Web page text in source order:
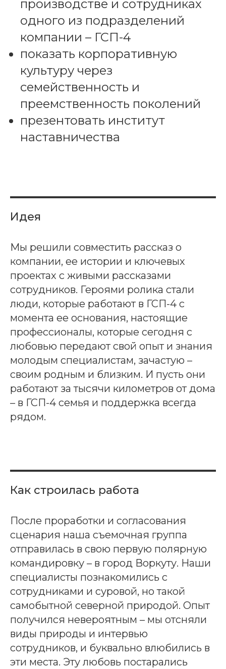
производстве и сотрудниках
одного из подразделений
компании – ГСП-4
показать корпоративную
культуру через
семейственность и
преемственность поколений
презентовать институт
наставничества
Идея
Мы решили совместить рассказ о
компании, ее истории и ключевых
проектах с живыми рассказами
сотрудников. Героями ролика стали
люди, которые работают в ГСП-4 с
момента ее основания, настоящие
профессионалы, которые сегодня с
любовью передают свой опыт и знания
молодым специалистам, зачастую –
своим родным и близким. И пусть они
работают за тысячи километров от дома
– в ГСП-4 семья и поддержка всегда
рядом.
Как строилась работа
После проработки и согласования
сценария наша съемочная группа
отправилась в свою первую полярную
командировку – в город Воркуту. Наши
специалисты познакомились с
сотрудниками и суровой, но такой
самобытной северной природой. Опыт
получился невероятным – мы отсняли
виды природы и интервью
сотрудников, и буквально влюбились в
эти места. Эту любовь постарались